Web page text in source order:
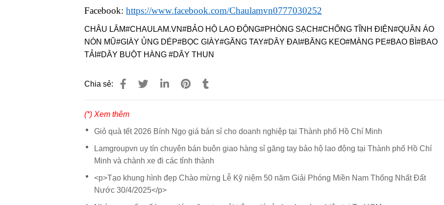
Facebook: https://www.facebook.com/Chaulamvn0777030252
CHÂU LÂM#CHAULAM.VN#BẢO HỘ LAO ĐỘNG#PHÒNG SẠCH#CHỐNG TĨNH ĐIỆN#QUẦN ÁO
NÓN MŨ#GIÀY ỦNG DÉP#BỌC GIÀY#GĂNG TAY#DÂY ĐAI#BĂNG KEO#MÀNG PE#BAO BÌ#BAO
TẢI#DÂY BUỘT HÀNG #DÂY THUN
Chia sẻ:
(*) Xem thêm
Giỏ quà tết 2026 Bính Ngọ giá bán sỉ cho doanh nghiệp tại Thành phố Hồ Chí Minh
Lamgroupvn uy tín chuyên bán buôn giao hàng sỉ găng tay bảo hộ lao động tại Thành phố Hồ Chí
Minh và chành xe đi các tỉnh thành
<p>Tạo khung hình đẹp Chào mừng Lễ Kỹ niệm 50 năm Giải Phóng Miền Nam Thống Nhất Đất
Nước 30/4/2025</p>